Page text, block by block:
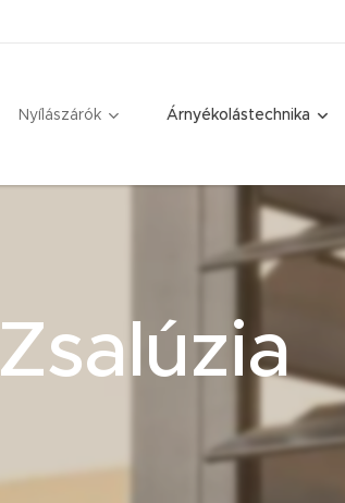
Nyílászárók Árnyékolástechnika
Zsalúzia